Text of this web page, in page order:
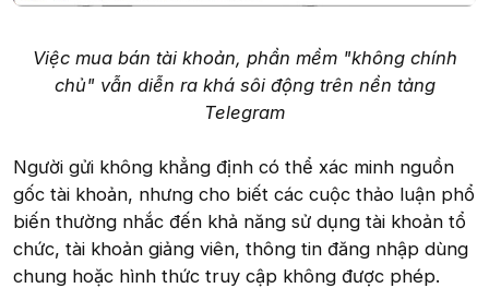
Việc mua bán tài khoản, phần mềm "không chính
chủ" vẫn diễn ra khá sôi động trên nền tảng
Telegram
Người gửi không khẳng định có thể xác minh nguồn
gốc tài khoản, nhưng cho biết các cuộc thảo luận phổ
biến thường nhắc đến khả năng sử dụng tài khoản tổ
chức, tài khoản giảng viên, thông tin đăng nhập dùng
chung hoặc hình thức truy cập không được phép.